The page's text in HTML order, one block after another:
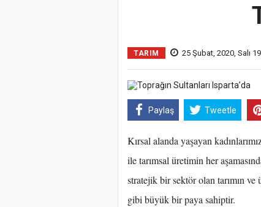
TARIM 25 Şubat, 2020, Salı
Paylaş Tweetle
Kırsal alanda yaşayan
ile tarımsal üretimin her
stratejik bir sektör olan tarımın
gibi büyük bir paya sahiptir.